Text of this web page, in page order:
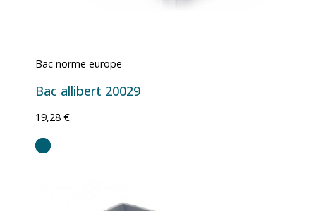
Bac norme europe
Bac allibert 20029
19,28 €